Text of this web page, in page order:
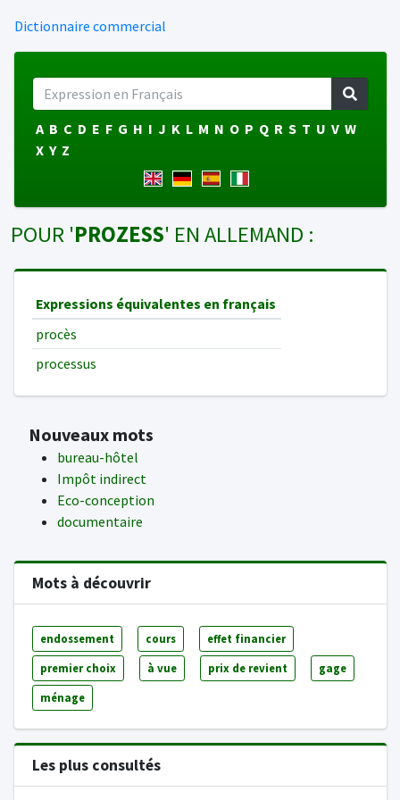
Dictionnaire commercial
A B C D E F G H I J K L M N O P Q R S T U V W
X Y Z
POUR 'PROZESS ' EN ALLEMAND :
Expressions équivalentes en français
procès
processus
Nouveaux mots
bureau-hôtel
Impôt indirect
Eco-conception
documentaire
Mots à découvrir
endossement cours effet financier
premier choix à vue prix de revient gage
ménage
Les plus consultés